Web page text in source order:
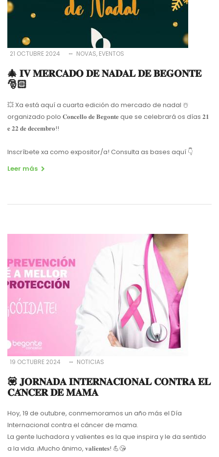
21 OCTUBRE 2024 NOVAS EVENTOS
🎄 𝐈𝐕 𝐌𝐄𝐑𝐂𝐀𝐃𝐎 𝐃𝐄 𝐍𝐀𝐃𝐀𝐋 𝐃𝐄 𝐁𝐄𝐆𝐎𝐍𝐓𝐄
🎅🏻
💥 Xa está aquí a cuarta edición do mercado de nadal ☃️
organizado polo 𝐂𝐨𝐧𝐜𝐞𝐥𝐥𝐨 𝐝𝐞 𝐁𝐞𝐠𝐨𝐧𝐭𝐞 que se celebrará os días 𝟐𝟏
𝐞 𝟐𝟐 𝐝𝐞 𝐝𝐞𝐜𝐞𝐦𝐛𝐫𝐨!!
Inscríbete xa como expositor/a! Consulta as bases aquí 👇
Leer más
19 OCTUBRE 2024 NOTICIAS
💟 𝐉𝐎𝐑𝐍𝐀𝐃𝐀 𝐈𝐍𝐓𝐄𝐑𝐍𝐀𝐂𝐈𝐎𝐍𝐀𝐋 𝐂𝐎𝐍𝐓𝐑𝐀 𝐄𝐋
𝐂𝐀́𝐍𝐂𝐄𝐑 𝐃𝐄 𝐌𝐀𝐌𝐀
Hoy, 19 de outubre, conmemoramos un año más el Día
Internacional contra el cáncer de mama.
La gente luchadora y valientes es la que inspira y le da sentido
a la vida. ¡Mucho ánimo, 𝐯𝐚𝐥𝐢𝐞𝐧𝐭𝐞𝐬! 💪😘